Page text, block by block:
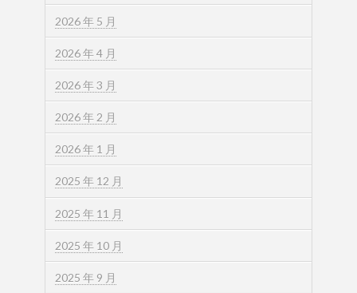
2026 年 5 月
2026 年 4 月
2026 年 3 月
2026 年 2 月
2026 年 1 月
2025 年 12 月
2025 年 11 月
2025 年 10 月
2025 年 9 月